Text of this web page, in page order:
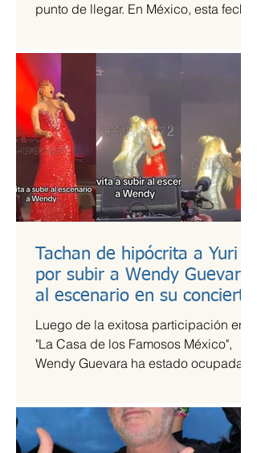
punto de llegar. En México, esta fecha
Tachan de hipócrita a Yuri
por subir a Wendy Guevara
al escenario en su concierto
Luego de la exitosa participación en
"La Casa de los Famosos México",
Wendy Guevara ha estado ocupada